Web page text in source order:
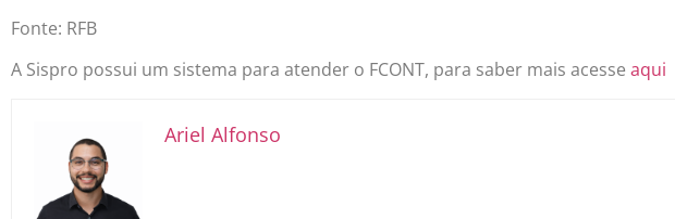
Fonte: RFB
A Sispro possui um sistema para atender o FCONT, para saber mais acesse aqui
Ariel Alfonso